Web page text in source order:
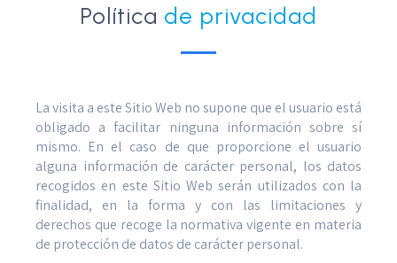
Política de privacidad
La visita a este Sitio Web no supone que el usuario está
obligado a facilitar ninguna información sobre sí
mismo. En el caso de que proporcione el usuario
alguna información de carácter personal, los datos
recogidos en este Sitio Web serán utilizados con la
finalidad, en la forma y con las limitaciones y
derechos que recoge la normativa vigente en materia
de protección de datos de carácter personal.